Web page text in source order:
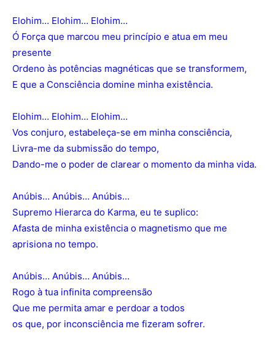
Elohim… Elohim… Elohim…
Ó Força que marcou meu princípio e atua em meu
presente
Ordeno às potências magnéticas que se transformem,
E que a Consciência domine minha existência.
Elohim… Elohim… Elohim…
Vos conjuro, estabeleça-se em minha consciência,
Livra-me da submissão do tempo,
Dando-me o poder de clarear o momento da minha vida.
Anúbis… Anúbis… Anúbis…
Supremo Hierarca do Karma, eu te suplico:
Afasta de minha existência o magnetismo que me
aprisiona no tempo.
Anúbis… Anúbis… Anúbis…
Rogo à tua infinita compreensão
Que me permita amar e perdoar a todos
os que, por inconsciência me fizeram sofrer.